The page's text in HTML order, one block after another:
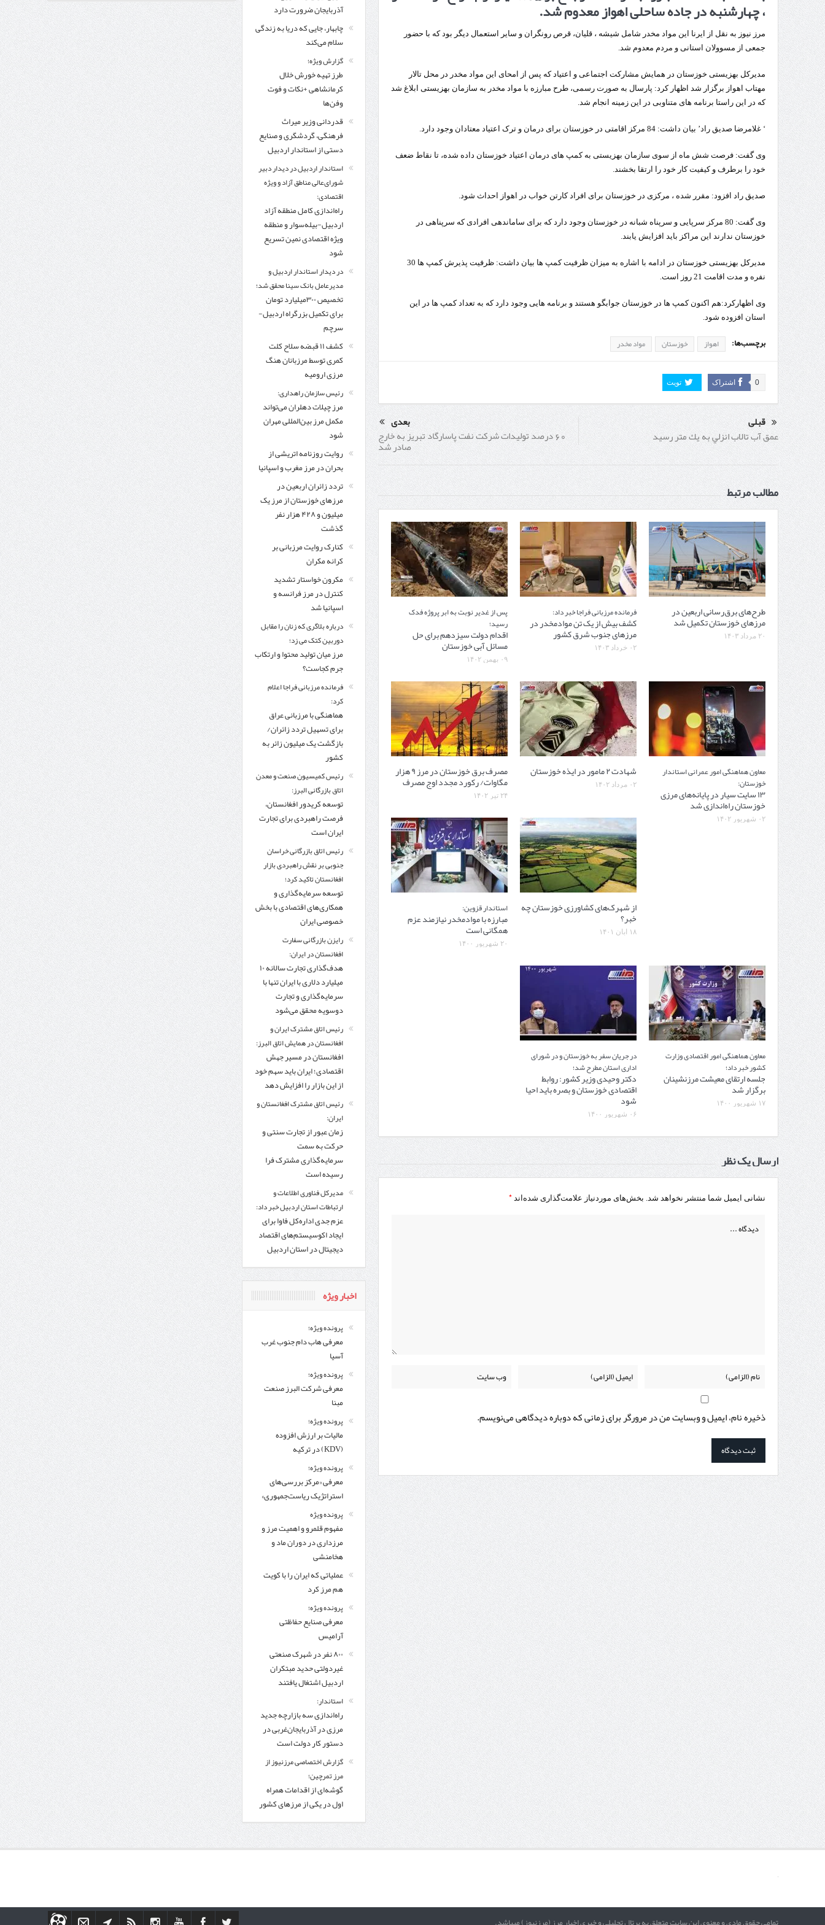
مرز چیلات دهلران می‌تواند مکمل مرز بین‌المللی مهران شود
روایت روزنامه اتریشی از بحران در مرز مغرب و اسپانیا
تردد زائران اربعین در مرزهای خوزستان از مرز یک میلیون و ۴۲۸ هزار نفر گذشت
، چهارشنبه در جاده ساحلی اهواز معدوم شد.
مرز نیوز به نقل از ایرنا این مواد مخدر شامل شیشه ، قلیان، قرص رونگران و سایر استعمال دیگر بود که با حضور
جمعی از مسوولان استانی و مردم معدوم شد.
مدیرکل بهزیستی خوزستان در همایش مشارکت اجتماعی و اعتیاد که پس از امحای این مواد مخدر در محل تالار
مهتاب اهواز برگزار شد اظهار کرد: پارسال به صورت رسمی، طرح مبارزه با مواد مخدر به سازمان بهزیستی ابلاغ شد
که در این راستا برنامه های متناوبی در این زمینه انجام شد.
‘ غلامرضا صدیق راد’ بیان داشت: 84 مرکز اقامتی در خوزستان برای درمان و ترک اعتیاد معتادان وجود دارد.
وی گفت: فرصت شش ماه از سوی سازمان بهزیستی به کمپ های درمان اعتیاد خوزستان داده شده، تا نقاط ضعف
خود را برطرف و کیفیت کار خود را ارتقا بخشند.
صدیق راد افزود: مقرر شده ، مرکزی در خوزستان برای افراد کارتن خواب در اهواز احداث شود.
وی گفت: 80 مرکز سرپایی و سرپناه شبانه در خوزستان وجود دارد که برای ساماندهی افرادی که سرپناهی در
خوزستان ندارند این مراکز باید افزایش یابند.
مدیرکل بهزیستی خوزستان در ادامه با اشاره به میزان ظرفیت کمپ ها بیان داشت: ظرفیت پذیرش کمپ ها 30
نفره و مدت اقامت 21 روز است.
وی اظهارکرد:هم اکنون کمپ ها در خوزستان جوابگو هستند و برنامه هایی وجود دارد که به تعداد کمپ ها در این
استان افزوده شود.
برچسب‌ها: اهواز خوزستان مواد مخدر
اشتراک 0 تویت
قبلی
عمق آب تالاب انزلي به يك متر رسيد
بعدی
60 درصد تولیدات شرکت نفت پاسارگاد تبریز به خارج
صادر شد
مطالب مرتبط
طرح‌های برق‌رسانی اربعین در
مرزهای خوزستان تکمیل شد
۲۰ مرداد ۱۴۰۳
فرمانده مرزبانی فراجا خبر داد:
کشف بیش از یک تن موادمخدر در
مرزهای جنوب شرق کشور
۰۲ خرداد ۱۴۰۳
پس از غدیر نوبت به ابر پروژه فدک
رسید؛
اقدام دولت سیزدهم برای حل
مسائل آبی خوزستان
۰۹ بهمن ۱۴۰۲
معاون هماهنگی امور عمرانی استاندار
خوزستان:
۱۳ سایت سیار در پایانه‌های مرزی
خوزستان راه‌اندازی شد
۰۲ شهریور ۱۴۰۲
شهادت ۲ مامور در ایذه خوزستان
۰۲ مرداد ۱۴۰۲
مصرف برق خوزستان در مرز ۹ هزار
مگاوات/ رکورد مجدد اوج مصرف
۲۴ تیر ۱۴۰۲
از شهرک‌های کشاورزی خوزستان چه
خبر؟
۱۸ آبان ۱۴۰۱
استاندار قزوین:
مبارزه با موادمخدر نیازمند عزم
همگانی است
۲۰ شهریور ۱۴۰۰
معاون هماهنگی امور اقتصادی وزارت
کشور خبر داد؛
جلسه ارتقای معیشت مرزنشینان
برگزار شد
۱۷ شهریور ۱۴۰۰
در جریان سفر به خوزستان و در شورای
اداری استان مطرح شد؛
دکتر وحیدی وزیر کشور: روابط
اقتصادی خوزستان و بصره باید احیا
شود
۰۶ شهریور ۱۴۰۰
ارسال یک نظر
نشانی ایمیل شما منتشر نخواهد شد. بخش‌های موردنیاز علامت‌گذاری شده‌اند*
ذخیره نام، ایمیل و وبسایت من در مرورگر برای زمانی که دوباره دیدگاهی می‌نویسم.
آذربایجان ضرورت دارد
چابهار، جایی که دریا به زندگی
سلام می‌کند
گزارش ویژه؛
طرز تهیه خورش خلال
کرمانشاهی +نکات و فوت
وفن‌ها
قدردانی وزیر میراث
فرهنگی، گردشگری و صنایع
دستی از استاندار اردبیل
استاندار اردبیل در دیدار دبیر
شورای‌عالی مناطق آزاد و ویژه
اقتصادی:
راه‌اندازی کامل منطقه آزاد
اردبیل-بیله‌سوار و منطقه
ویژه اقتصادی نمین تسریع
شود
در دیدار استاندار اردبیل و
مدیرعامل بانک سینا محقق شد؛
تخصیص ۳۰۰میلیارد تومان
برای تکمیل بزرگراه اردبیل-
سرچم
کشف ۱۱ قبضه سلاح کلت
کمری توسط مرزبانان هنگ
مرزی ارومیه
رئیس سازمان راهداری:
مرز چیلات دهلران می‌تواند
مکمل مرز بین‌المللی مهران
شود
روایت روزنامه اتریشی از
بحران در مرز مغرب و اسپانیا
تردد زائران اربعین در
مرزهای خوزستان از مرز یک
میلیون و ۴۲۸ هزار نفر
گذشت
کنارک روایت مرزبانی بر
کرانه مکران
مکرون خواستار تشدید
کنترل‌ در مرز فرانسه و
اسپانیا شد
درباره بلاگری که زنان را مقابل
دوربین کتک می زد؛
مرز میان تولید محتوا و ارتکاب
جرم کجاست؟
فرمانده مرزبانی فراجا اعلام
کرد:
هماهنگی با مرزبانی عراق
برای تسهیل تردد زائران/
بازگشت یک میلیون زائر به
کشور
رئیس کمیسیون صنعت و معدن
اتاق بازرگانی البرز:
توسعه کریدور افغانستان،
فرصت راهبردی برای تجارت
ایران است
رئیس اتاق بازرگانی خراسان
جنوبی بر نقش راهبردی بازار
افغانستان تاکید کرد؛
توسعه سرمایه‌گذاری و
همکاری‌های اقتصادی با بخش
خصوصی ایران
رایزن بازرگانی سفارت
افغانستان در ایران:
هدف‌گذاری تجارت سالانه ۱۰
میلیارد دلاری با ایران تنها با
سرمایه‌گذاری و تجارت
دوسویه محقق می‌شود
رئیس اتاق مشترک ایران و
افغانستان در همایش اتاق البرز:
افغانستان در مسیر جهش
اقتصادی؛ ایران باید سهم خود
از این بازار را افزایش دهد
رئیس اتاق مشترک افغانستان و
ایران:
زمان عبور از تجارت سنتی و
حرکت به سمت
سرمایه‌گذاری مشترک فرا
رسیده است
مدیرکل فناوری اطلاعات و
ارتباطات استان اردبیل خبر داد:
عزم جدی اداره‌کل فاوا برای
ایجاد اکوسیستم‌های اقتصاد
دیجیتال در استان اردبیل
اخبار ویژه
پرونده ویژه؛
معرفی هاب دام جنوب غرب
آسیا
پرونده ویژه؛
معرفی شركت البرز صنعت
مبنا
پرونده ویژه؛
مالیات بر ارزش افزوده
(KDV) در ترکیه
پرونده ویژه؛
معرفی «مرکز بررسی‌های
استراتژیک ریاست‌جمهوری»
پرونده ویژه
مفهوم قلمرو و اهمیت مرز و
مرزداری در دوران ماد و
هخامنشی
عملیاتی که ایران را با کویت
هم مرز کرد
پرونده ویژه؛
معرفی صنایع حفاظتی
آرامیس
۸۰۰ نفر در شهرک صنعتی
غیردولتی حدید مبتکران
اردبیل اشتغال یافتند
استاندار:
راه‌اندازی سه بازارچه جدید
مرزی در آذربایجان‌غربی در
دستور کار دولت است
گزارش اختصاصی مرزنیوز از
مرز تمرچین؛
گوشه‌ای از اقدامات همراه
اول در یکی از مرزهای کشور